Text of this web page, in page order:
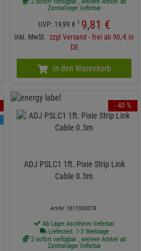
2 sofort verfügbar , weitere Artikel ab
Zentrallager lieferbar
UVP: 19,99 € 1 9,81 €
inkl. MwSt. zzgl Versand - frei ab 90,-€ in
DE
In den Warenkorb
ADJ PSLC1 1ft. Pixie Strip Link
Cable 0.3m
Art-Nr. 1611000078
Ab Lager Aschheim lieferbar
Lieferzeit: 1-3 Werktage
2 sofort verfügbar , weitere Artikel ab
Zentrallager lieferbar
- 40 %